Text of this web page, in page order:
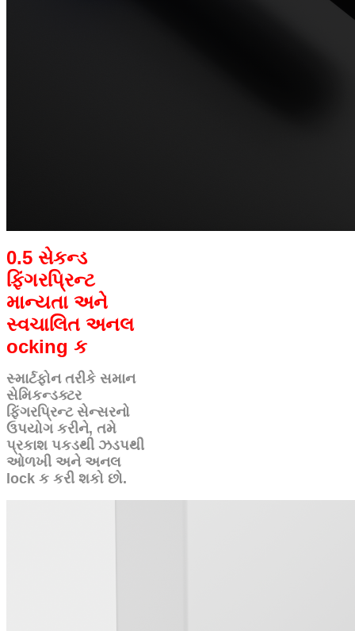
0.5 સેકન્ડ
ફિંગરપ્રિન્ટ
માન્યતા અને
સ્વચાલિત અનલ
ocking ક
સ્માર્ટફોન તરીકે સમાન
સેમિકન્ડક્ટર
ફિંગરપ્રિન્ટ સેન્સરનો
ઉપયોગ કરીને, તમે
પ્રકાશ પકડથી ઝડપથી
ઓળખી અને અનલ
lock ક કરી શકો છો.